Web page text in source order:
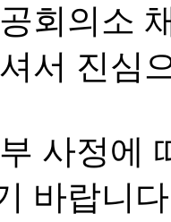
회의소
서 진심
사정에
기 바랍